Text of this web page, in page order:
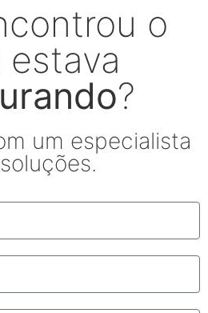
o
estava
?
um especialista